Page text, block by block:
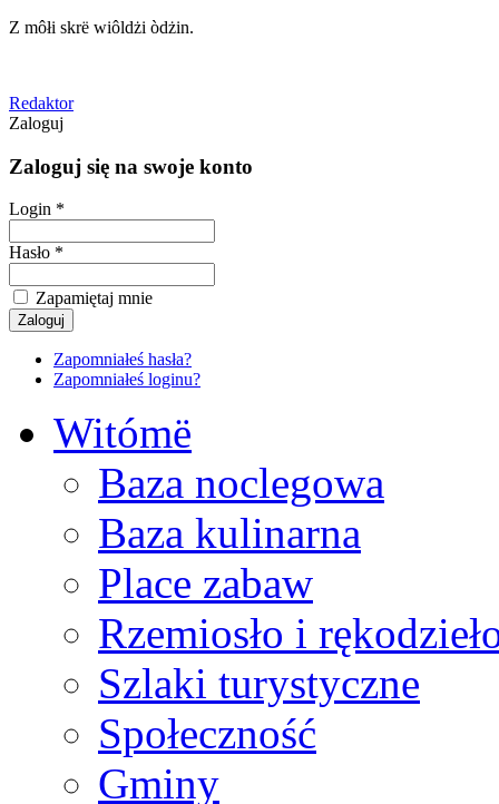
Z môłi skrë wiôldżi òdżin.
Redaktor
Zaloguj
Zaloguj się na swoje konto
Login *
Hasło *
Zapamiętaj mnie
Zapomniałeś hasła?
Zapomniałeś loginu?
Witómë
Baza noclegowa
Baza kulinarna
Place zabaw
Rzemiosło i
Szlaki turystyczne
Społeczność
Gminy